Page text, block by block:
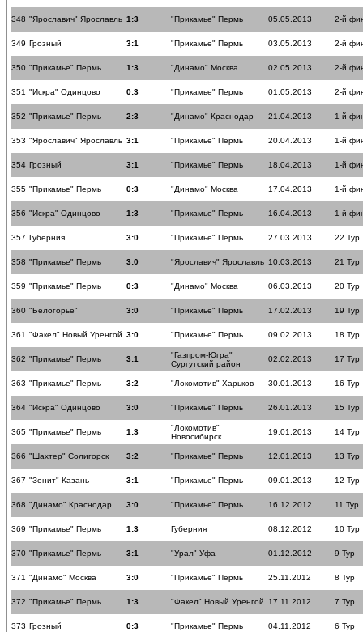
348 "Ярославич" Ярославль 1:3 "Прикамье" Пермь 05.05.2013 2-й
349 Грозный 3:1 "Прикамье" Пермь 03.05.2013 2-й
350 "Прикамье" Пермь 1:3 "Динамо" Москва 02.05.2013 2-й
351 "Искра" Одинцово 0:3 "Прикамье" Пермь 01.05.2013 2-й
352 "Прикамье" Пермь 2:3 "Динамо" Краснодар 21.04.2013 1-й
353 "Ярославич" Ярославль 3:1 "Прикамье" Пермь 20.04.2013 1-й
354 Грозный 3:1 "Прикамье" Пермь 18.04.2013 1-й
355 "Прикамье" Пермь 0:3 "Динамо" Москва 17.04.2013 1-й
356 "Искра" Одинцово 1:3 "Прикамье" Пермь 16.04.2013 1-й
357 Губерния 3:0 "Прикамье" Пермь 27.03.2013 22 Тур
358 "Прикамье" Пермь 3:0 "Ярославич" Ярославль 10.03.2013 21 Тур
359 "Прикамье" Пермь 0:3 "Динамо" Москва 06.03.2013 20 Тур
360 "Белогорье" 3:0 "Прикамье" Пермь 17.02.2013 19 Тур
361 "Факел" Новый Уренгой 3:0 "Прикамье" Пермь 09.02.2013 18 Тур
362 "Прикамье" Пермь 3:1
"Газпром-Югра"
Сургутский район
02.02.2013 17 Тур
363 "Прикамье" Пермь 3:2 "Локомотив" Харьков 30.01.2013 16 Тур
364 "Искра" Одинцово 3:0 "Прикамье" Пермь 26.01.2013 15 Тур
365 "Прикамье" Пермь 1:3
"Локомотив"
Новосибирск
19.01.2013 14 Тур
366 "Шахтер" Солигорск 3:2 "Прикамье" Пермь 12.01.2013 13 Тур
367 "Зенит" Казань 3:1 "Прикамье" Пермь 09.01.2013 12 Тур
368 "Динамо" Краснодар 3:0 "Прикамье" Пермь 16.12.2012 11 Тур
369 "Прикамье" Пермь 1:3 Губерния 08.12.2012 10 Тур
370 "Прикамье" Пермь 3:1 "Урал" Уфа 01.12.2012 9 Тур
371 "Динамо" Москва 3:0 "Прикамье" Пермь 25.11.2012 8 Тур
372 "Прикамье" Пермь 1:3 "Факел" Новый Уренгой 17.11.2012 7 Тур
373 Грозный 0:3 "Прикамье" Пермь 04.11.2012 6 Тур